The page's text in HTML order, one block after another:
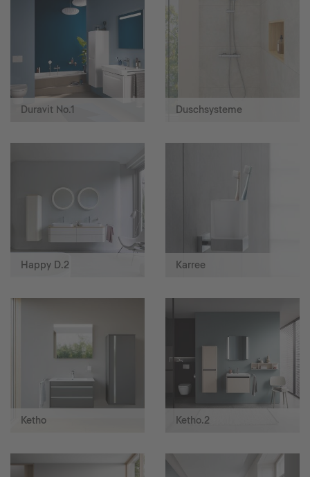
Duravit No.1 Duschsysteme
Happy D.2 Karree
Ketho Ketho.2